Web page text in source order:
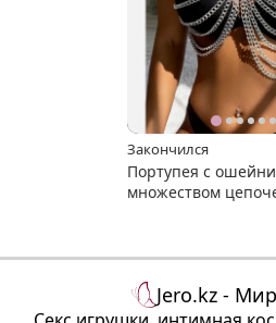
Закончился
Портупея с
множеством
Jero.kz -